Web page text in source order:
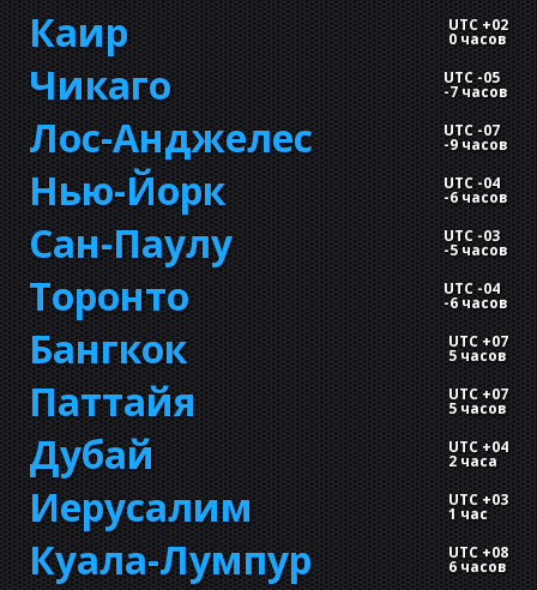
Каир UTC +02
0 часов
Чикаго UTC -05
-7 часов
Лос-Анджелес UTC -07
-9 часов
Нью-Йорк UTC -04
-6 часов
Сан-Паулу UTC -03
-5 часов
Торонто UTC -04
-6 часов
Бангкок UTC +07
5 часов
Паттайя UTC +07
5 часов
Дубай UTC +04
2 часа
Иерусалим UTC +03
1 час
Куала-Лумпур UTC +08
6 часов